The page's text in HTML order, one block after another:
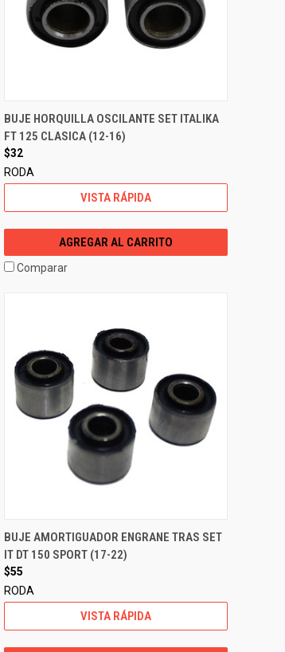
BUJE HORQUILLA OSCILANTE SET ITALIKA
FT 125 CLASICA (12-16)
$32
RODA
VISTA RÁPIDA
AGREGAR AL CARRITO
Comparar
BUJE AMORTIGUADOR ENGRANE TRAS SET
IT DT 150 SPORT (17-22)
$55
RODA
VISTA RÁPIDA